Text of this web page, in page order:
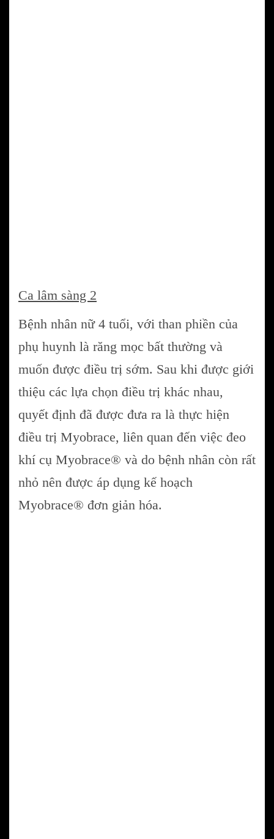
Ca lâm sàng 2
Bệnh nhân nữ 4 tuổi, với than phiền của
phụ huynh là răng mọc bất thường và
muốn được điều trị sớm. Sau khi được giới
thiệu các lựa chọn điều trị khác nhau,
quyết định đã được đưa ra là thực hiện
điều trị Myobrace, liên quan đến việc đeo
khí cụ Myobrace® và do bệnh nhân còn rất
nhỏ nên được áp dụng kế hoạch
Myobrace® đơn giản hóa.